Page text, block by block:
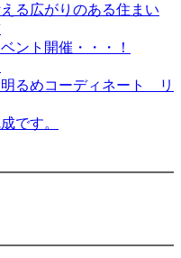
る広がりのある住まい
ント開催・・・！
るめコーディネート リ
です。